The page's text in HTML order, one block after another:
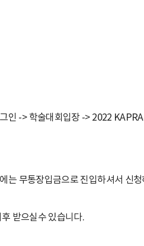
인 -> 학술대회입장 -> 2022
는 무통장입금으로 진입하셔서 신
받으실수 있습니다.